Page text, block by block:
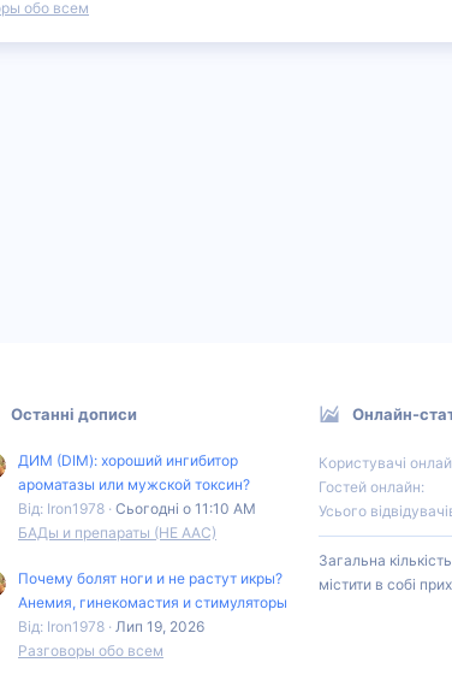
обо всем
Останні дописи
ДИМ (DIM): хороший ингибитор
ароматазы или мужской токсин?
Від: Iron1978 Сьогодні о 11:10 AM
БАДы и препараты (НЕ ААС)
Почему болят ноги и не растут икры?
Анемия, гинекомастия и стимуляторы
Від: Iron1978 Лип 19, 2026
Разговоры обо всем
Онлайн-
Користувачі
Гостей онлайн
Усього
Загальна
містити в собі